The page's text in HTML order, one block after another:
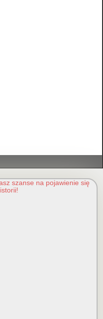
szanse na pojawienie się